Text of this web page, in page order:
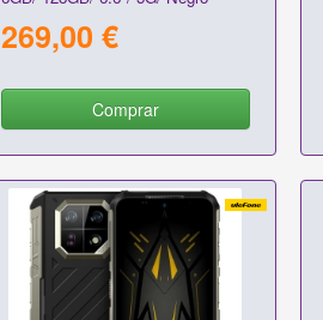
269,00 €
Comprar